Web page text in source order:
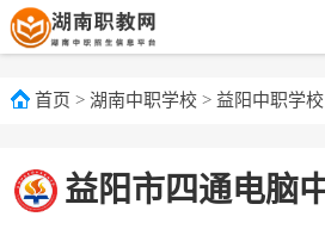
首页 > 湖南中职学校 > 益阳中职学校
益阳市四通电脑